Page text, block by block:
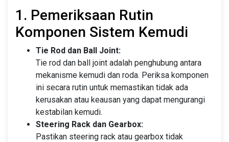
1. Pemeriksaan Rutin
Komponen Sistem Kemudi
Tie Rod dan Ball Joint:
Tie rod dan ball joint adalah penghubung antara
mekanisme kemudi dan roda. Periksa komponen
ini secara rutin untuk memastikan tidak ada
kerusakan atau keausan yang dapat mengurangi
kestabilan kemudi.
Steering Rack dan Gearbox:
Pastikan steering rack atau gearbox tidak